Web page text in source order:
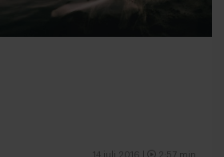
14 juli 2016 | 2:57 min